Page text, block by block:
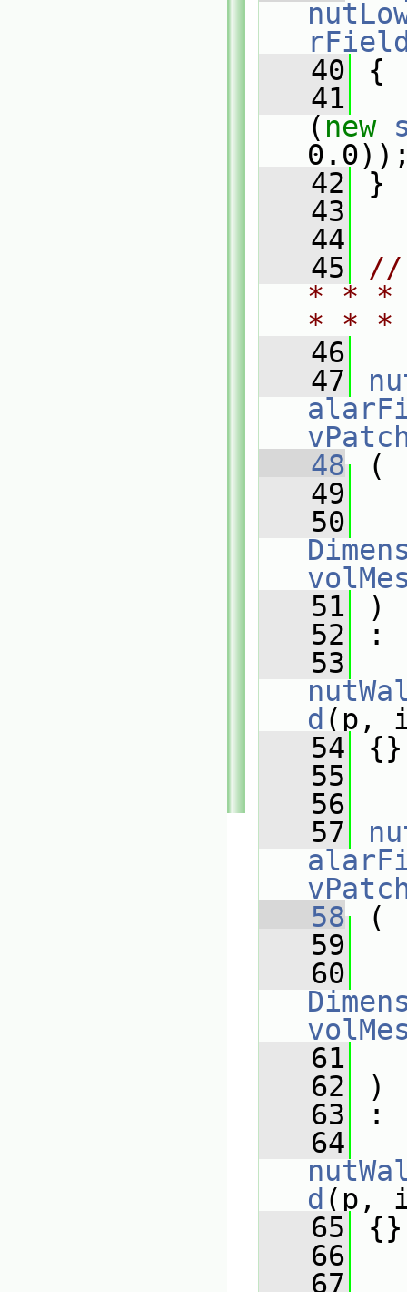
   40
{
   41
( new
   42
}
   43
   44
   45
//
* * *
* *
   46
   47
   48
(
   49
   50
   51
)
   52
:
   53
d (p,
   54
{}
   55
   56
   57
   58
(
   59
   60
   61
   62
)
   63
:
   64
d (p,
   65
{}
   66
   67